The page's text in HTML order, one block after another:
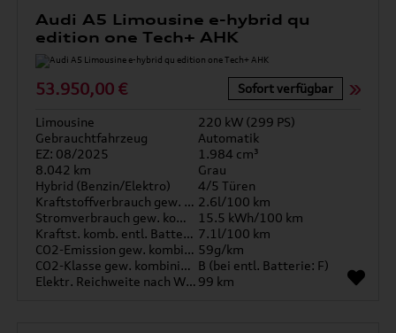
Audi A5 Limousine e-hybrid qu
edition one Tech+ AHK
53.950,00 € Sofort verfügbar
Limousine
220 kW (299 PS)
Gebrauchtfahrzeug
Automatik
EZ: 08/2025
1.984 cm³
8.042 km
Grau
Hybrid (Benzin/Elektro)
4/5 Türen
Kraftstoffverbrauch gew. kombiniert 2.6l/100 km
Stromverbrauch gew. kombiniert
15.5 kWh/100 km
Kraftst. komb. entl. Batterie 7.1l/100 km
CO2-Emission gew. kombiniert 59g/km
CO2-Klasse gew. kombiniert B (bei entl. Batterie: F)
Elektr. Reichweite nach WLTP* 99 km